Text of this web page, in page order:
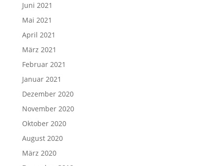
Juni 2021
Mai 2021
April 2021
März 2021
Februar 2021
Januar 2021
Dezember 2020
November 2020
Oktober 2020
August 2020
März 2020